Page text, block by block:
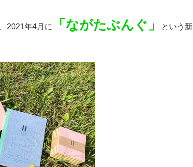
2021年4月に 「ながたぶんぐ」
という新